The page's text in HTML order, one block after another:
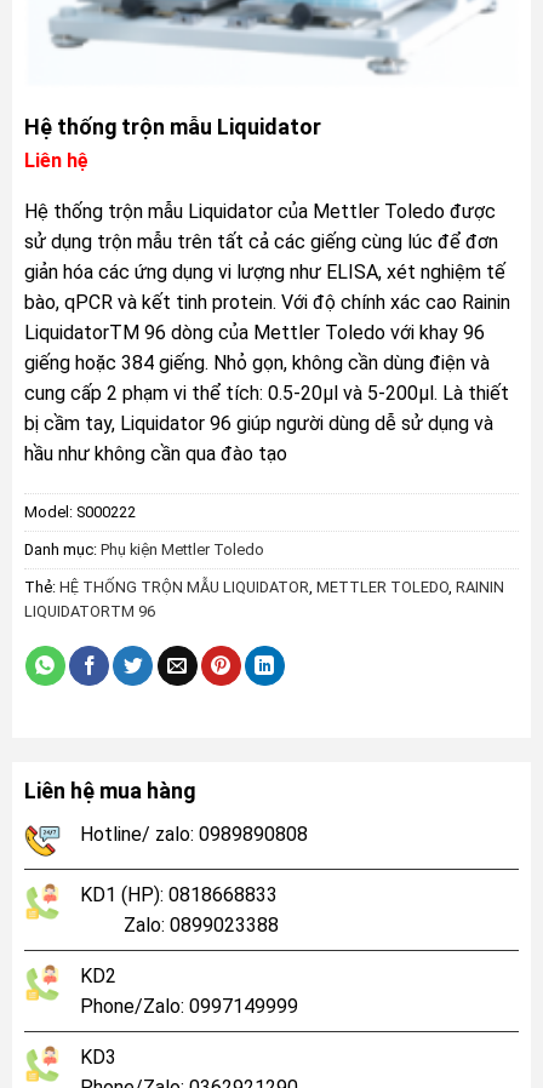
Hệ thống trộn mẫu Liquidator
Liên hệ
Hệ thống trộn mẫu Liquidator của Mettler Toledo được
sử dụng trộn mẫu trên tất cả các giếng cùng lúc để đơn
giản hóa các ứng dụng vi lượng như ELISA, xét nghiệm tế
bào, qPCR và kết tinh protein. Với độ chính xác cao Rainin
LiquidatorTM 96 dòng của Mettler Toledo với khay 96
giếng hoặc 384 giếng. Nhỏ gọn, không cần dùng điện và
cung cấp 2 phạm vi thể tích: 0.5-20µl và 5-200µl. Là thiết
bị cầm tay, Liquidator 96 giúp người dùng dễ sử dụng và
hầu như không cần qua đào tạo
Model: S000222
Danh mục: Phụ kiện Mettler Toledo
Thẻ: HỆ THỐNG TRỘN MẪU LIQUIDATOR, METTLER TOLEDO, RAININ
LIQUIDATORTM 96
Liên hệ mua hàng
Hotline/ zalo: 0989890808
KD1 (HP): 0818668833
Zalo: 0899023388
KD2
Phone/Zalo: 0997149999
KD3